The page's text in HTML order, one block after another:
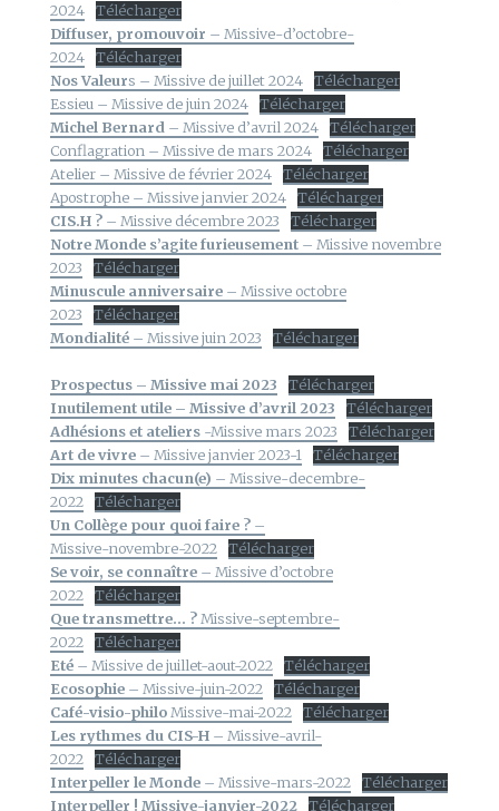
2024
Télécharger
Diffuser, promouvoir – Missive-d’octobre-
2024
Télécharger
Nos Valeurs – Missive de juillet 2024
Télécharger
Essieu – Missive de juin 2024
Télécharger
Michel Bernard – Missive d’avril 2024
Télécharger
Conflagration – Missive de mars 2024
Télécharger
Atelier – Missive de février 2024
Télécharger
Apostrophe – Missive janvier 2024
Télécharger
CIS.H ? – Missive décembre 2023
Télécharger
Notre Monde s’agite furieusement – Missive novembre
2023
Télécharger
Minuscule anniversaire – Missive octobre
2023
Télécharger
Mondialité – Missive juin 2023 Télécharger
Prospectus – Missive mai 2023
Télécharger
Inutilement utile – Missive d’avril 2023
Télécharger
Adhésions et ateliers -Missive mars 2023
Télécharger
Art de vivre – Missive janvier 2023-1
Télécharger
Dix minutes chacun(e) – Missive-decembre-
2022
Télécharger
Un Collège pour quoi faire ? –
Missive-novembre-2022
Télécharger
Se voir, se connaître – Missive d’octobre
2022
Télécharger
Que transmettre… ? Missive-septembre-
2022
Télécharger
Eté – Missive de juillet-aout-2022
Télécharger
Ecosophie – Missive-juin-2022
Télécharger
Café-visio-philo Missive-mai-2022
Télécharger
Les rythmes du CIS-H – Missive-avril-
2022
Télécharger
Interpeller le Monde – Missive-mars-2022
Télécharger
Interpeller ! Missive-janvier-2022
Télécharger